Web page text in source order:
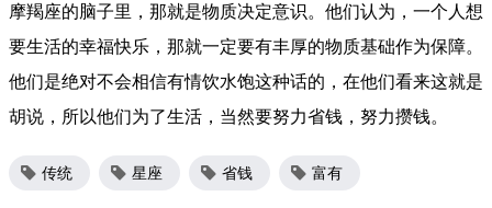
摩羯座的脑子里，那就是物质决定意识。他们认为，一个人想
要生活的幸福快乐，那就一定要有丰厚的物质基础作为保障。
他们是绝对不会相信有情饮水饱这种话的，在他们看来这就是
胡说，所以他们为了生活，当然要努力省钱，努力攒钱。
传统 星座 省钱 富有